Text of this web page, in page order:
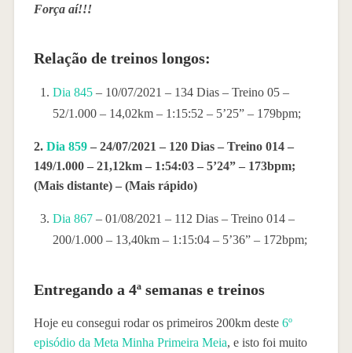
Força aí!!!
Relação de treinos longos:
Dia 845– 10/07/2021 – 134 Dias – Treino 05 –
52/1.000 – 14,02km – 1:15:52 – 5’25” – 179bpm;
2. Dia 859– 24/07/2021 – 120 Dias – Treino 014 –
149/1.000 – 21,12km – 1:54:03 – 5’24” – 173bpm;
(Mais distante) – (Mais rápido)
Dia 867– 01/08/2021 – 112 Dias – Treino 014 –
200/1.000 – 13,40km – 1:15:04 – 5’36” – 172bpm;
Entregando a 4ª semanas e treinos
Hoje eu consegui rodar os primeiros 200km deste 6º
episódio da Meta Minha Primeira Meia, e isto foi muito